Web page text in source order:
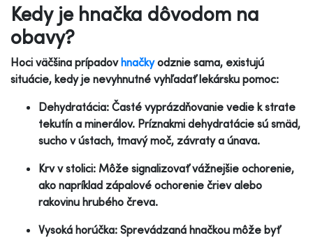
Kedy je hnačka dôvodom na
obavy?
Hoci väčšina prípadovhnačkyodznie sama, existujú
situácie, kedy je nevyhnutné vyhľadať lekársku pomoc:
Dehydratácia: Časté vyprázdňovanie vedie k strate
tekutín a minerálov. Príznakmi dehydratácie sú smäd,
sucho v ústach, tmavý moč, závraty a únava.
Krv v stolici: Môže signalizovať vážnejšie ochorenie,
ako napríklad zápalové ochorenie čriev alebo
rakovinu hrubého čreva.
Vysoká horúčka: Sprevádzaná hnačkou môže byť